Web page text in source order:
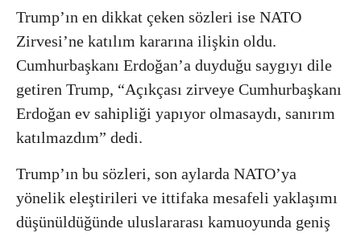
Trump’ın en dikkat çeken sözleri ise NATO
Zirvesi’ne katılım kararına ilişkin oldu.
Cumhurbaşkanı Erdoğan’a duyduğu saygıyı dile
getiren Trump, “Açıkçası zirveye Cumhurbaşkanı
Erdoğan ev sahipliği yapıyor olmasaydı, sanırım
katılmazdım” dedi.
Trump’ın bu sözleri, son aylarda NATO’ya
yönelik eleştirileri ve ittifaka mesafeli yaklaşımı
düşünüldüğünde uluslararası kamuoyunda geniş